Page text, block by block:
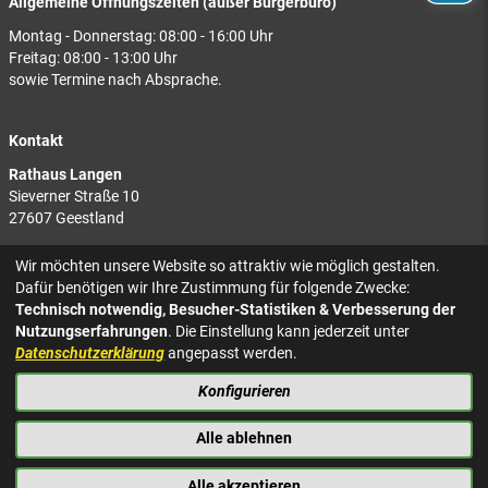
Montag - Donnerstag: 08:00 - 16:00 Uhr
Freitag: 08:00 - 13:00 Uhr
sowie Termine nach Absprache.
Kontakt
Rathaus Langen
Sieverner Straße 10
27607 Geestland
Rathaus Bad Bederkesa
Am Markt 8
27624 Geestland
Tel.: 04743 937-2300
KONTAKT
IMPRESSUM
DATENSCHUTZ
BARRIEREFREIHEIT
NACH OBEN
Wir möchten unsere Website so attraktiv wie möglich gestalten.
Dafür benötigen wir Ihre Zustimmung für folgende Zwecke:
Technisch notwendig, Besucher-Statistiken & Verbesserung der
Nutzungserfahrungen. Die Einstellung kann jederzeit unter
Datenschutzerklärungangepasst werden.
Konfigurieren
Alle ablehnen